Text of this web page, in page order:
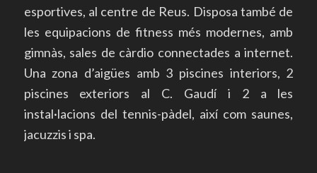
esportives, al centre de Reus. Disposa també de
les equipacions de fitness més modernes, amb
gimnàs, sales de càrdio connectades a internet.
Una zona d’aigües amb 3 piscines interiors, 2
piscines exteriors al C. Gaudí i 2 a les
instal·lacions del tennis-pàdel, així com saunes,
jacuzzis i spa.